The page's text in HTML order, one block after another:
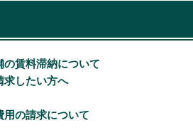
賃料滞納について
求したい方へ
の請求について